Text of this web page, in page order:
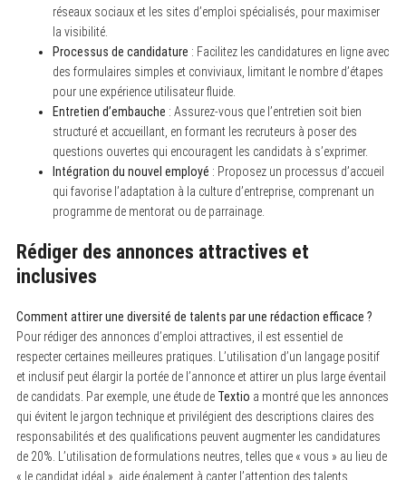
réseaux sociaux et les sites d’emploi spécialisés, pour maximiser
la visibilité.
Processus de candidature : Facilitez les candidatures en ligne avec
des formulaires simples et conviviaux, limitant le nombre d’étapes
pour une expérience utilisateur fluide.
Entretien d’embauche : Assurez-vous que l’entretien soit bien
structuré et accueillant, en formant les recruteurs à poser des
questions ouvertes qui encouragent les candidats à s’exprimer.
Intégration du nouvel employé : Proposez un processus d’accueil
qui favorise l’adaptation à la culture d’entreprise, comprenant un
programme de mentorat ou de parrainage.
Rédiger des annonces attractives et
inclusives
Comment attirer une diversité de talents par une rédaction efficace ?
Pour rédiger des annonces d’emploi attractives, il est essentiel de
respecter certaines meilleures pratiques. L’utilisation d’un langage positif
et inclusif peut élargir la portée de l’annonce et attirer un plus large éventail
de candidats. Par exemple, une étude de Textio a montré que les annonces
qui évitent le jargon technique et privilégient des descriptions claires des
responsabilités et des qualifications peuvent augmenter les candidatures
de 20%. L’utilisation de formulations neutres, telles que « vous » au lieu de
« le candidat idéal », aide également à capter l’attention des talents